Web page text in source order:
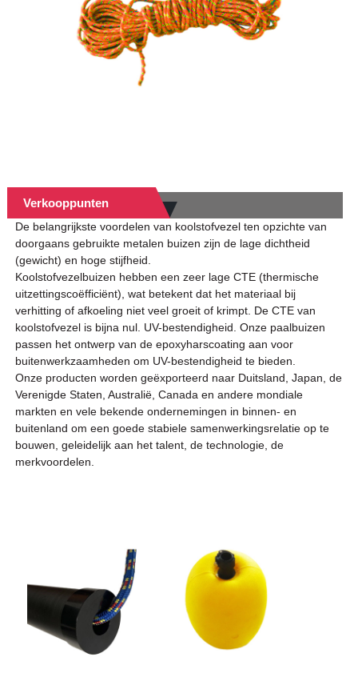
Verkooppunten
De belangrijkste voordelen van koolstofvezel ten opzichte van
doorgaans gebruikte metalen buizen zijn de lage dichtheid
(gewicht) en hoge stijfheid.
Koolstofvezelbuizen hebben een zeer lage CTE (thermische
uitzettingscoëfficiënt), wat betekent dat het materiaal bij
verhitting of afkoeling niet veel groeit of krimpt. De CTE van
koolstofvezel is bijna nul. UV-bestendigheid. Onze paalbuizen
passen het ontwerp van de epoxyharscoating aan voor
buitenwerkzaamheden om UV-bestendigheid te bieden.
Onze producten worden geëxporteerd naar Duitsland, Japan, de
Verenigde Staten, Australië, Canada en andere mondiale
markten en vele bekende ondernemingen in binnen- en
buitenland om een ​​goede stabiele samenwerkingsrelatie op te
bouwen, geleidelijk aan het talent, de technologie, de
merkvoordelen.